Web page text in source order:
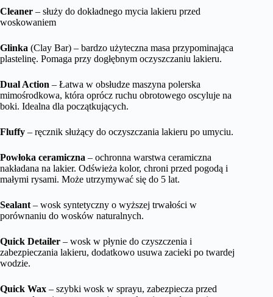
Cleaner – służy do dokładnego mycia lakieru przed
woskowaniem
Glinka (Clay Bar) – bardzo użyteczna masa przypominająca
plastelinę. Pomaga przy dogłębnym oczyszczaniu lakieru.
Dual Action – Łatwa w obsłudze maszyna polerska
mimośrodkowa, która oprócz ruchu obrotowego oscyluje na
boki. Idealna dla początkujących.
Fluffy – ręcznik służący do oczyszczania lakieru po umyciu.
Powłoka ceramiczna – ochronna warstwa ceramiczna
nakładana na lakier. Odświeża kolor, chroni przed pogodą i
małymi rysami. Może utrzymywać się do 5 lat.
Sealant – wosk syntetyczny o wyższej trwałości w
porównaniu do wosków naturalnych.
Quick Detailer – wosk w płynie do czyszczenia i
zabezpieczania lakieru, dodatkowo usuwa zacieki po twardej
wodzie.
Quick Wax – szybki wosk w sprayu, zabezpiecza przed